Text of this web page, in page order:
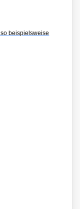
beispielsweise